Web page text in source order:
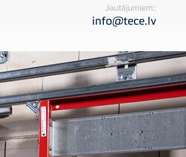
Jautājumiem::
info@tece.lv